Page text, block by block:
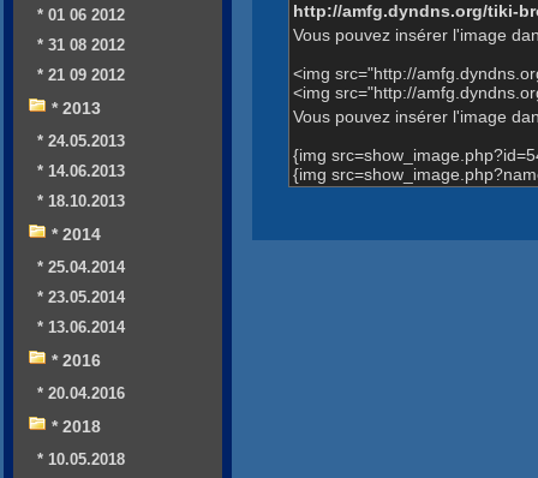
http://amfg.dyndns.org/tiki-
Vous pouvez insérer l'image
<img src="http://
<img src="http://
Vous pouvez insérer l'image
{img
{img
* 01 06 2012
* 31 08 2012
* 21 09 2012
* 2013
* 24.05.2013
* 14.06.2013
* 18.10.2013
* 2014
* 25.04.2014
* 23.05.2014
* 13.06.2014
* 2016
* 20.04.2016
* 2018
* 10.05.2018